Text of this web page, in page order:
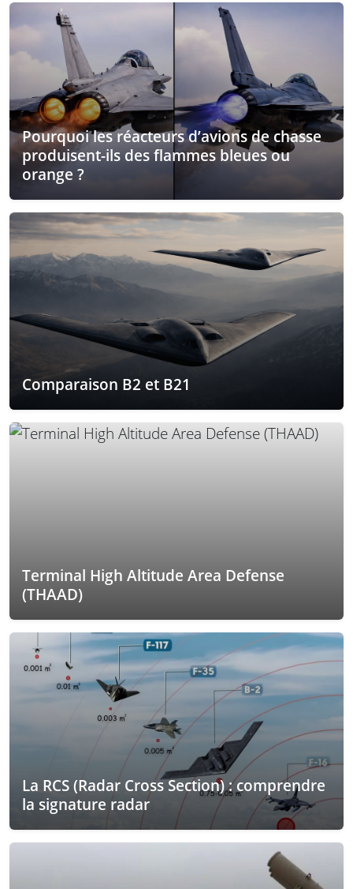
Pourquoi les réacteurs d’avions de chasse
produisent-ils des flammes bleues ou
orange ?
Comparaison B2 et B21
Terminal High Altitude Area Defense
(THAAD)
La RCS (Radar Cross Section) : comprendre
la signature radar